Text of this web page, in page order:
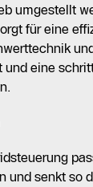
umgestellt
für eine
und eine
und senkt so